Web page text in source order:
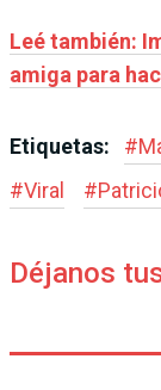
Leé también:
amiga para
Etiquetas: #
#Viral #
Déjanos